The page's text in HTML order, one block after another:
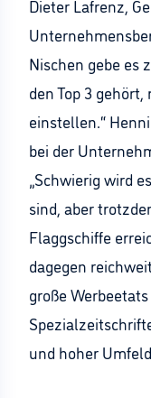
Dieter Lafrenz,
Nischen gebe es
den Top 3
einstellen.“
bei der
„Schwierig wird
sind, aber
Flaggschiffe
dagegen
große
und hoher